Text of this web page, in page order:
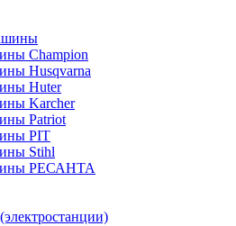
Champion
Husqvarna
Huter
Karcher
Patriot
PIT
Stihl
РЕСАНТА